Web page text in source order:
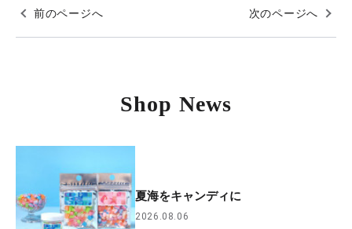
前のページへ 次のページへ
Shop News
夏海をキャンディに
2026.08.06